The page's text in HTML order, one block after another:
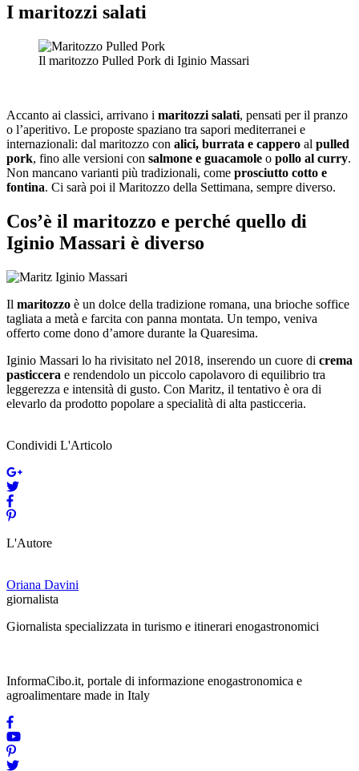
I maritozzi salati
Il maritozzo Pulled Pork di Iginio Massari
Accanto ai classici, arrivano i maritozzi salati, pensati per il pranzo
o l’aperitivo. Le proposte spaziano tra sapori mediterranei e
internazionali: dal maritozzo con alici, burrata e cappero al pulled
pork, fino alle versioni con salmone e guacamole o pollo al curry.
Non mancano varianti più tradizionali, come prosciutto cotto e
fontina. Ci sarà poi il Maritozzo della Settimana, sempre diverso.
Cos’è il maritozzo e perché quello di
Iginio Massari è diverso
Il maritozzo è un dolce della tradizione romana, una brioche soffice
tagliata a metà e farcita con panna montata. Un tempo, veniva
offerto come dono d’amore durante la Quaresima.
Iginio Massari lo ha rivisitato nel 2018, inserendo un cuore di crema
pasticcera e rendendolo un piccolo capolavoro di equilibrio tra
leggerezza e intensità di gusto. Con Maritz, il tentativo è ora di
elevarlo da prodotto popolare a specialità di alta pasticceria.
Condividi L'Articolo
L'Autore
Oriana Davini
giornalista
Giornalista specializzata in turismo e itinerari enogastronomici
InformaCibo.it, portale di informazione enogastronomica e
agroalimentare made in Italy